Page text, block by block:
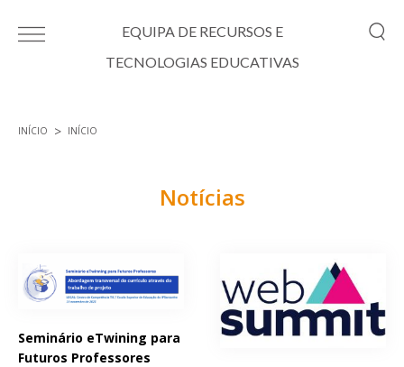
EQUIPA DE RECURSOS E
TECNOLOGIAS EDUCATIVAS
INÍCIO INÍCIO
Notícias
Seminário eTwining para
Futuros Professores
Páginas